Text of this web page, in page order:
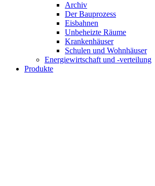
Archiv
Der Bauprozess
Eisbahnen
Unbeheizte Räume
Krankenhäuser
Schulen und Wohnhäuser
Energiewirtschaft und -verteilung
Produkte